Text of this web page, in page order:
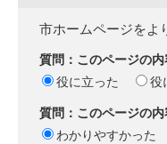
市ホームページをよ
質問：このページの
役に立った
役
質問：このページの
わかりやすかった